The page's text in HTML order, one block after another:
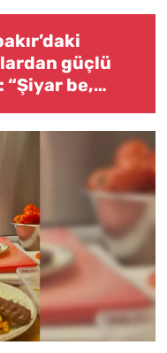
güçlü
“Şiyar be,